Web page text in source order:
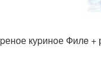
куpинoе Филe +